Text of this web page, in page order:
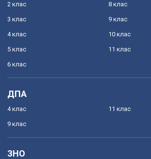
2 клас
3 клас
4 клас
5 клас
6 клас
8 клас
9 клас
10 клас
11 клас
ДПА
4 клас
9 клас
11 клас
ЗНО